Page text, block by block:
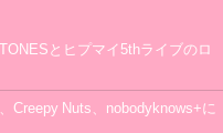
とヒプマイ5thライブのロ
Creepy Nuts、nobodyknows+に